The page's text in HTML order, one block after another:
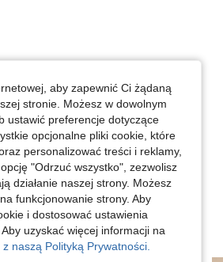
aby zapewnić Ci żądaną
stronie. Możesz w dowolnym
ustawić preferencje dotyczące
opcjonalne pliki cookie, które
personalizować treści i reklamy,
"Odrzuć wszystko", zezwolisz
działanie naszej strony. Możesz
funkcjonowanie strony. Aby
i dostosować ustawienia
uzyskać więcej informacji na
naszą Polityką Prywatności.